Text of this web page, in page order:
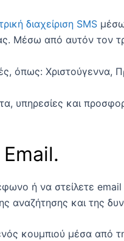
διαχείριση SMSμέσω
Μέσω από αυτόν τον
όπως:
υπηρεσίες και
ή να στείλετε email
αναζήτησης και της
κουμπιού μέσα από